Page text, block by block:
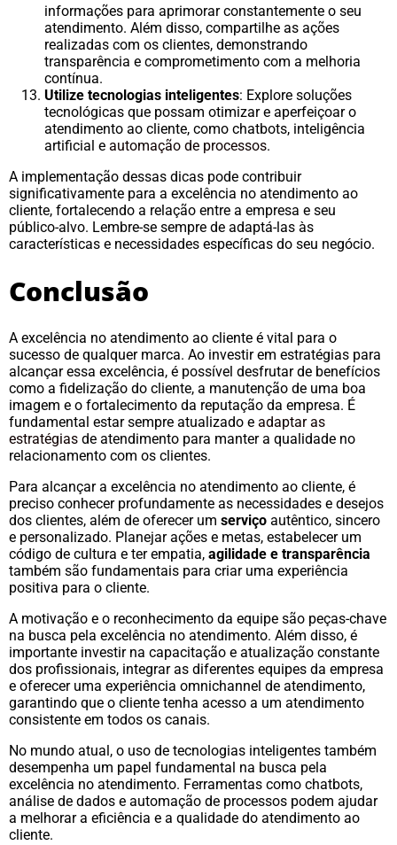
informações para aprimorar constantemente o seu
atendimento. Além disso, compartilhe as ações
realizadas com os clientes, demonstrando
transparência e comprometimento com a melhoria
contínua.
Utilize tecnologias inteligentes: Explore soluções
tecnológicas que possam otimizar e aperfeiçoar o
atendimento ao cliente, como chatbots, inteligência
artificial e automação de processos.
A implementação dessas dicas pode contribuir
significativamente para a excelência no atendimento ao
cliente, fortalecendo a relação entre a empresa e seu
público-alvo. Lembre-se sempre de adaptá-las às
características e necessidades específicas do seu negócio.
Conclusão
A excelência no atendimento ao cliente é vital para o
sucesso de qualquer marca. Ao investir em estratégias para
alcançar essa excelência, é possível desfrutar de benefícios
como a fidelização do cliente, a manutenção de uma boa
imagem e o fortalecimento da reputação da empresa. É
fundamental estar sempre atualizado e adaptar as
estratégias de atendimento para manter a qualidade no
relacionamento com os clientes.
Para alcançar a excelência no atendimento ao cliente, é
preciso conhecer profundamente as necessidades e desejos
dos clientes, além de oferecer um serviço autêntico, sincero
e personalizado. Planejar ações e metas, estabelecer um
código de cultura e ter empatia, agilidade e transparência
também são fundamentais para criar uma experiência
positiva para o cliente.
A motivação e o reconhecimento da equipe são peças-chave
na busca pela excelência no atendimento. Além disso, é
importante investir na capacitação e atualização constante
dos profissionais, integrar as diferentes equipes da empresa
e oferecer uma experiência omnichannel de atendimento,
garantindo que o cliente tenha acesso a um atendimento
consistente em todos os canais.
No mundo atual, o uso de tecnologias inteligentes também
desempenha um papel fundamental na busca pela
excelência no atendimento. Ferramentas como chatbots,
análise de dados e automação de processos podem ajudar
a melhorar a eficiência e a qualidade do atendimento ao
cliente.